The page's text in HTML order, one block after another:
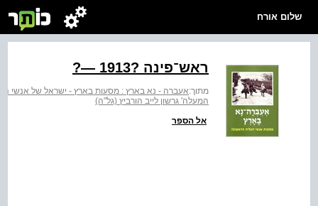
שלום אורח
ראש־פינה ?1913 —?
מתוך:אעברה - נא בארץ : מסעות בארץ - ישראל של אנשי
המעלה' גרשון לייב הורביץ (גל"ה)
אל הספר